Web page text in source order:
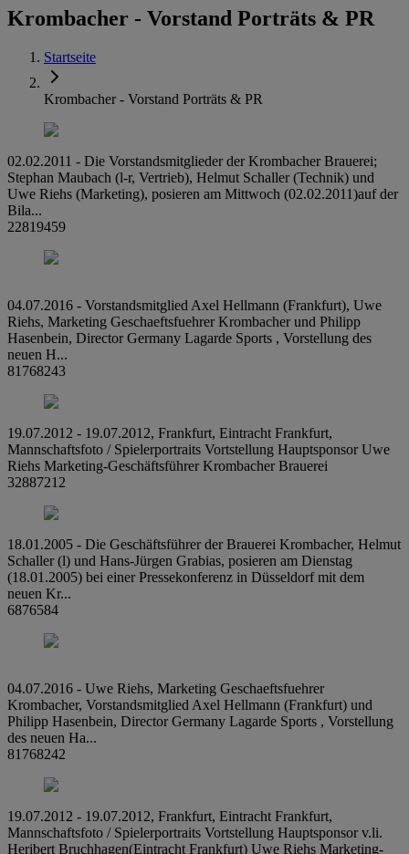
Krom­ba­cher - Vorstand Porträts & PR
Startseite
Krombacher - Vorstand Porträts & PR
02.02.2011 - Die Vorstandsmitglieder der Krombacher Brauerei;
Stephan Maubach (l-r, Vertrieb), Helmut Schaller (Technik) und
Uwe Riehs (Marketing), posieren am Mittwoch (02.02.2011)auf der
Bila...
22819459
04.07.2016 - Vorstandsmitglied Axel Hellmann (Frankfurt), Uwe
Riehs, Marketing Geschaeftsfuehrer Krombacher und Philipp
Hasenbein, Director Germany Lagarde Sports , Vorstellung des
neuen H...
81768243
19.07.2012 - 19.07.2012, Frankfurt, Eintracht Frankfurt,
Mannschaftsfoto / Spielerportraits Vortstellung Hauptsponsor Uwe
Riehs Marketing-Geschäftsführer Krombacher Brauerei
32887212
18.01.2005 - Die Geschäftsführer der Brauerei Krombacher, Helmut
Schaller (l) und Hans-Jürgen Grabias, posieren am Dienstag
(18.01.2005) bei einer Pressekonferenz in Düsseldorf mit dem
neuen Kr...
6876584
04.07.2016 - Uwe Riehs, Marketing Geschaeftsfuehrer
Krombacher, Vorstandsmitglied Axel Hellmann (Frankfurt) und
Philipp Hasenbein, Director Germany Lagarde Sports , Vorstellung
des neuen Ha...
81768242
19.07.2012 - 19.07.2012, Frankfurt, Eintracht Frankfurt,
Mannschaftsfoto / Spielerportraits Vortstellung Hauptsponsor v.li.
Heribert Bruchhagen(Eintracht Frankfurt) Uwe Riehs Marketing-